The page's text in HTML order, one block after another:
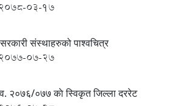
03-17
संस्थाहरुको पाश्वचित्र
07-27
२०७६/०७७ काे स्विकृत जिल्ला दररेट